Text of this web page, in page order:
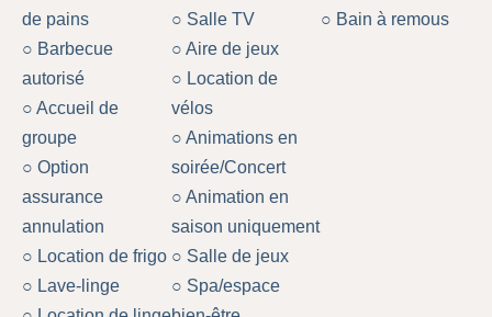
de pains
○ Barbecue
autorisé
○ Accueil de
groupe
○ Option
assurance
annulation
○ Location de frigo
○ Lave-linge
○ Salle TV
○ Aire de jeux
○ Location de
vélos
○ Animations en
soirée/Concert
○ Animation en
saison uniquement
○ Salle de jeux
○ Spa/espace
○ Bain à remous